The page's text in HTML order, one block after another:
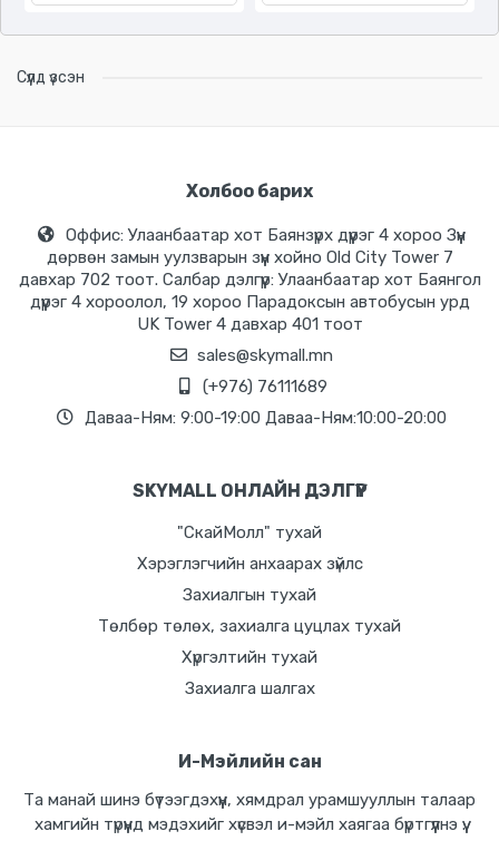
Сүүлд үзсэн
Холбоо барих
Оффис: Улаанбаатар хот Баянзүрх дүүрэг 4 хороо Зүүн
дөрвөн замын уулзварын зүүн хойно Old City Tower 7
давхар 702 тоот. Салбар дэлгүүр: Улаанбаатар хот Баянгол
дүүрэг 4 хороолол, 19 хороо Парадоксын автобусын урд
UK Tower 4 давхар 401 тоот
sales@skymall.mn
(+976) 76111689
Даваа-Ням: 9:00-19:00 Даваа-Ням:10:00-20:00
SKYMALL ОНЛАЙН ДЭЛГҮҮР
"СкайМолл" тухай
Хэрэглэгчийн анхаарах зүйлс
Захиалгын тухай
Төлбөр төлөх, захиалга цуцлах тухай
Хүргэлтийн тухай
Захиалга шалгах
И-Мэйлийн сан
Та манай шинэ бүтээгдэхүүн, хямдрал урамшууллын талаар
хамгийн түрүүнд мэдэхийг хүсвэл и-мэйл хаягаа бүртгүүлнэ үү.